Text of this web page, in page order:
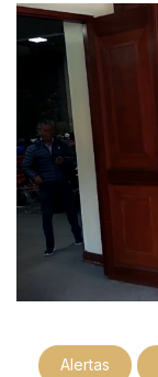
Alertas